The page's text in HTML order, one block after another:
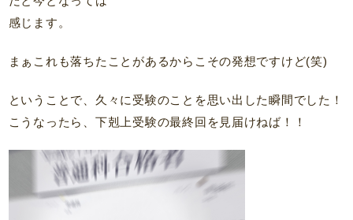
感じます。
まぁこれも落ちたことがあるからこその発想ですけど(笑)
ということで、久々に受験のことを思い出した瞬間でした！
こうなったら、下剋上受験の最終回を見届けねば！！